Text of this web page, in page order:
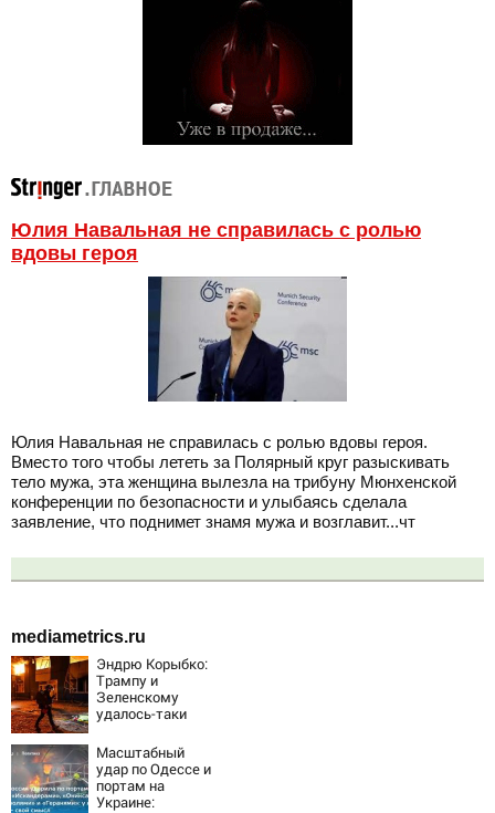
Юлия Навальная не справилась с ролью
вдовы героя
Юлия Навальная не справилась с ролью вдовы героя.
Вместо того чтобы лететь за Полярный круг разыскивать
тело мужа, эта женщина вылезла на трибуну Мюнхенской
конференции по безопасности и улыбаясь сделала
заявление, что поднимет знамя мужа и возглавит...чт
mediametrics.ru
Эндрю Корыбко:
Трампу и
Зеленскому
удалось-таки
из себя – но
хотелось бы
большего
Масштабный
удар по Одессе и
портам на
Украине: